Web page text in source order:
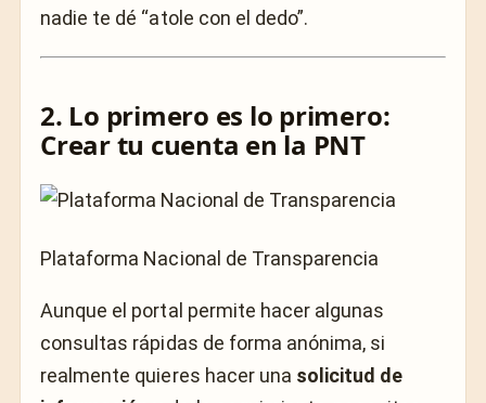
nadie te dé “atole con el dedo”.
2. Lo primero es lo primero:
Crear tu cuenta en la PNT
Plataforma Nacional de Transparencia
Aunque el portal permite hacer algunas
consultas rápidas de forma anónima, si
realmente quieres hacer una solicitud de